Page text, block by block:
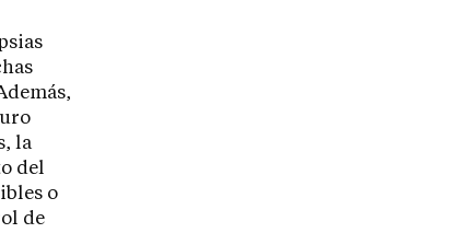
la
del
o
de